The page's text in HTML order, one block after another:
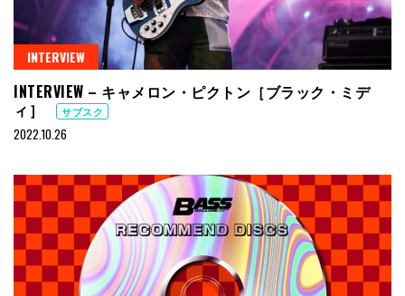
INTERVIEW
INTERVIEW – キャメロン・ピクトン［ブラック・ミデ
ィ］
サブスク
2022.10.26